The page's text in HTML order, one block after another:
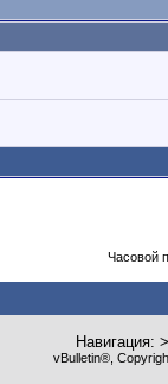
Часовой
Навигация:
vBulletin®,